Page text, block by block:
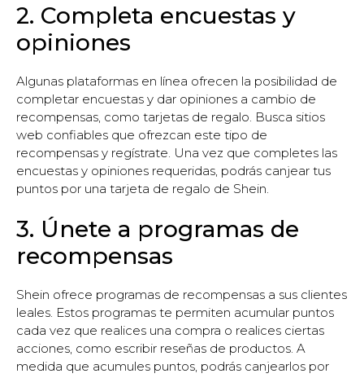
2. Completa encuestas y
opiniones
Algunas plataformas en línea ofrecen la posibilidad de
completar encuestas y dar opiniones a cambio de
recompensas, como tarjetas de regalo. Busca sitios
web confiables que ofrezcan este tipo de
recompensas y regístrate. Una vez que completes las
encuestas y opiniones requeridas, podrás canjear tus
puntos por una tarjeta de regalo de Shein.
3. Únete a programas de
recompensas
Shein ofrece programas de recompensas a sus clientes
leales. Estos programas te permiten acumular puntos
cada vez que realices una compra o realices ciertas
acciones, como escribir reseñas de productos. A
medida que acumules puntos, podrás canjearlos por